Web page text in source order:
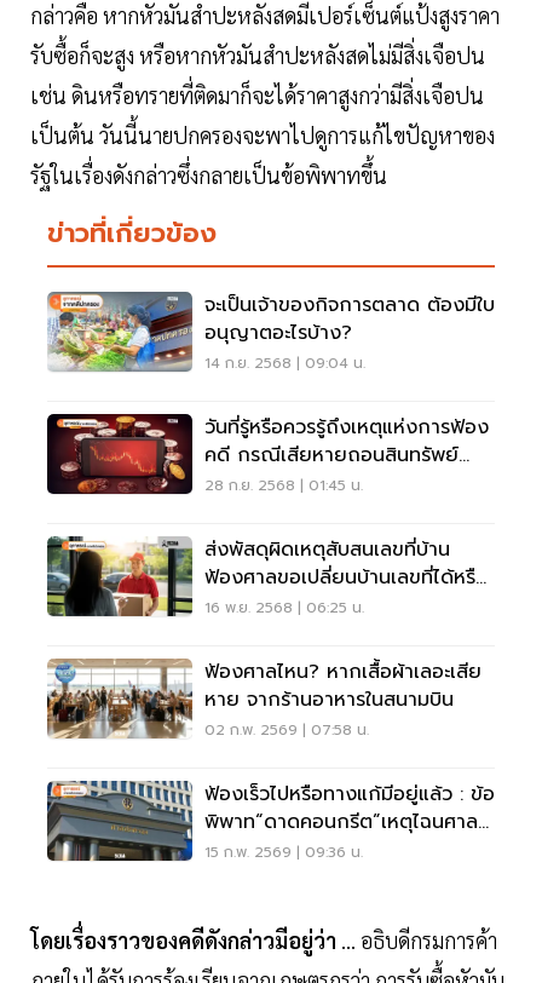
กล่าวคือ หากหัวมันสำปะหลังสดมีเปอร์เซ็นต์แป้งสูงราคา
รับซื้อก็จะสูง หรือหากหัวมันสำปะหลังสดไม่มีสิ่งเจือปน
เช่น ดินหรือทรายที่ติดมาก็จะได้ราคาสูงกว่ามีสิ่งเจือปน
เป็นต้น วันนี้นายปกครองจะพาไปดูการแก้ไขปัญหาของ
รัฐในเรื่องดังกล่าวซึ่งกลายเป็นข้อพิพาทขึ้น
ข่าวที่เกี่ยวข้อง
จะเป็นเจ้าของกิจการตลาด ต้องมีใบ
อนุญาตอะไรบ้าง?
14 ก.ย. 2568 | 09:04 น.
วันที่รู้หรือควรรู้ถึงเหตุแห่งการฟ้อง
คดี กรณีเสียหายถอนสินทรัพย์
ดิจิทัลไม่ได้!!
28 ก.ย. 2568 | 01:45 น.
ส่งพัสดุผิดเหตุสับสนเลขที่บ้าน
ฟ้องศาลขอเปลี่ยนบ้านเลขที่ได้หรือ
ไม่?
16 พ.ย. 2568 | 06:25 น.
ฟ้องศาลไหน? หากเสื้อผ้าเลอะเสีย
หาย จากร้านอาหารในสนามบิน
02 ก.พ. 2569 | 07:58 น.
ฟ้องเร็วไปหรือทางแก้มีอยู่แล้ว : ข้อ
พิพาท“ดาดคอนกรีต”เหตุไฉนศาล
ไม่รับฟ้อง?
15 ก.พ. 2569 | 09:36 น.
โดยเรื่องราวของคดีดังกล่าวมีอยู่ว่า ... อธิบดีกรมการค้า